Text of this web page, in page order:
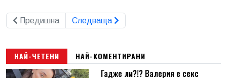
Предишна Следваща
НАЙ-ЧЕТЕНИ НАЙ-КОМЕНТИРАНИ
Гадже ли?!? Валерия е секс